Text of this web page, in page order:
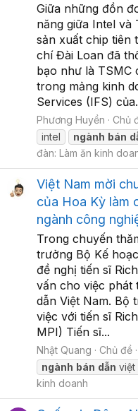
Giữa những đồn
năng giữa Intel và
sản xuất chip tiên
chí Đài Loan đã
bạo như là TSMC
trong mảng kinh
Services (IFS)
Phương Huyền Chủ
intel
ngành bán
đàn: Làm ăn kinh
Việt Nam mời
của Hoa Kỳ làm
ngành công
Trong chuyến
trưởng Bộ Kế
đề nghị tiến sĩ
vấn cho việc phát
dẫn Việt Nam. Bộ
việc với tiến sĩ
MPI) Tiến sĩ...
Nhật Quang Chủ đề
ngành bán dẫn việt
kinh doanh